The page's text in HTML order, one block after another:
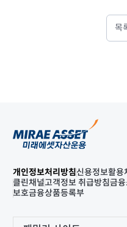
목
개인정보처리방침신용정보활용
클린채널고객정보 취급방침금
보호금융상품등록부